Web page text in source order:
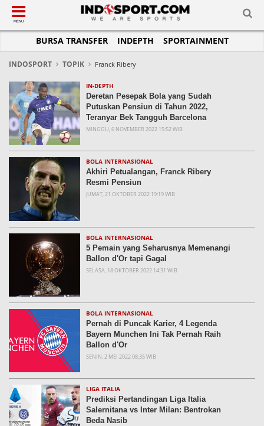
SUB-MENU
SEPAKBOLA
LIGA 1
LIGA 2
LIGA INGGRIS
LIGA ITALIA
LIGA SPANYOL
LIGA CHAMPIONS
LIGA JERMAN
LIGA PRANCIS
LIGA EUROPA
SUB-MENU
SPORTAINMENT
SELEBSPORT
LIFESTYLE
SUB-MENU
OTOMOTIF
MOTOGP
FORMULA 1
OTOMANIA
SUB-MENU
RAKET
MMA
FUTSAL
OLIMPIK
E-SPORT
SUB-MENU
JADWAL
KLASEMEN
SUB-MENU
TOPIK HARI INI
PERATURAN OLAHRAGA
TIPS DAN TRIK
INFOGRAFIS
GALERI FOTO
TEMPAT OLAHRAGA
PASUKAN SEHAT
KOMUNITAS SEHAT
MENU
BURSA TRANSFER INDEPTH SPORTAINMENT
INDOSPORT TOPIK Franck Ribery
IN-DEPTH
Deretan Pesepak Bola yang Sudah
Putuskan Pensiun di Tahun 2022,
Teranyar Bek Tangguh Barcelona
MINGGU, 6 NOVEMBER 2022 15:52 WIB
BOLA INTERNASIONAL
Akhiri Petualangan, Franck Ribery
Resmi Pensiun
JUMAT, 21 OKTOBER 2022 19:19 WIB
BOLA INTERNASIONAL
5 Pemain yang Seharusnya Memenangi
Ballon d'Or tapi Gagal
SELASA, 18 OKTOBER 2022 14:31 WIB
BOLA INTERNASIONAL
Pernah di Puncak Karier, 4 Legenda
Bayern Munchen Ini Tak Pernah Raih
Ballon d'Or
SENIN, 2 MEI 2022 08:35 WIB
LIGA ITALIA
Prediksi Pertandingan Liga Italia
Salernitana vs Inter Milan: Bentrokan
Beda Nasib